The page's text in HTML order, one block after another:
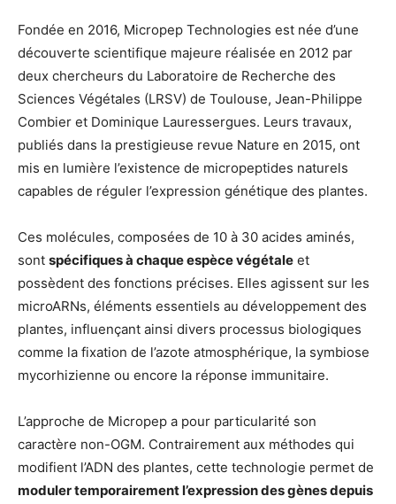
Fondée en 2016, Micropep Technologies est née d’une
découverte scientifique majeure réalisée en 2012 par
deux chercheurs du Laboratoire de Recherche des
Sciences Végétales (LRSV) de Toulouse, Jean-Philippe
Combier et Dominique Lauressergues. Leurs travaux,
publiés dans la prestigieuse revue Nature en 2015, ont
mis en lumière l’existence de micropeptides naturels
capables de réguler l’expression génétique des plantes.
Ces molécules, composées de 10 à 30 acides aminés,
sont spécifiques à chaque espèce végétale et
possèdent des fonctions précises. Elles agissent sur les
microARNs, éléments essentiels au développement des
plantes, influençant ainsi divers processus biologiques
comme la fixation de l’azote atmosphérique, la symbiose
mycorhizienne ou encore la réponse immunitaire.
L’approche de Micropep a pour particularité son
caractère non-OGM. Contrairement aux méthodes qui
modifient l’ADN des plantes, cette technologie permet de
moduler temporairement l’expression des gènes depuis